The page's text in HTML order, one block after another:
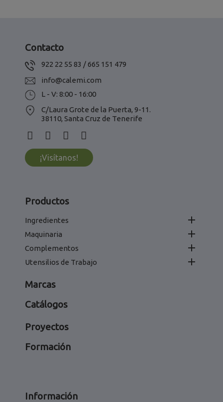
Contacto
922 22 55 83 / 665 151 479
info@calemi.com
L - V: 8:00 - 16:00
C/Laura Grote de la Puerta, 9-11.
38110, Santa Cruz de Tenerife
¡Visítanos!
Productos
Ingredientes 
Maquinaria 
Complementos 
Utensilios de Trabajo 
Marcas
Catálogos
Proyectos
Formación
Información